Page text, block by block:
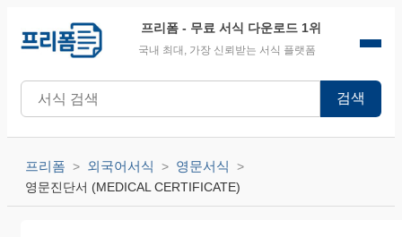
프리폼 - 무료 서식 다운로드 1위
국내 최대, 가장 신뢰받는 서식 플랫폼
검색
프리폼 외국어서식 영문서식
영문진단서 (MEDICAL CERTIFICATE)